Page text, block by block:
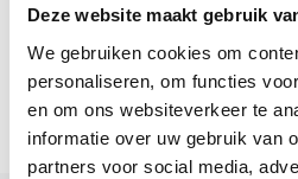
Deze website maakt gebruik
We gebruiken cookies om
personaliseren, om functies
en om ons websiteverkeer te
informatie over uw gebruik van
partners voor social media,